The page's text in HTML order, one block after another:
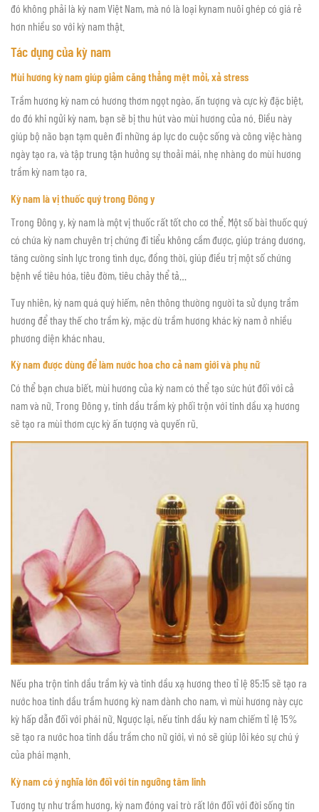
đó không phải là kỳ nam Việt Nam, mà nó là loại kynam nuôi ghép có giá rẻ
hơn nhiều so với kỳ nam thật.
Tác dụng của kỳ nam
Mùi hương kỳ nam giúp giảm căng thẳng mệt mỏi, xả stress
Trầm hương kỳ nam có hương thơm ngọt ngào, ấn tượng và cực kỳ đặc biệt,
do đó khi ngửi kỳ nam, bạn sẽ bị thu hút vào mùi hương của nó. Điều này
giúp bộ não bạn tạm quên đi những áp lực do cuộc sống và công việc hàng
ngày tạo ra, và tập trung tận hưởng sự thoải mái, nhẹ nhàng do mùi hương
trầm kỳ nam tạo ra.
Kỳ nam là vị thuốc quý trong Đông y
Trong Đông y, kỳ nam là một vị thuốc rất tốt cho cơ thể. Một số bài thuốc quý
có chứa kỳ nam chuyên trị chứng đi tiểu không cầm được, giúp tráng dương,
tăng cường sinh lực trong tình dục, đồng thời, giúp điều trị một số chứng
bệnh về tiêu hóa, tiêu đờm, tiêu chảy thể tả…
Tuy nhiên, kỳ nam quá quý hiếm, nên thông thường người ta sử dụng trầm
hương để thay thế cho trầm kỳ, mặc dù trầm hương khác kỳ nam ở nhiều
phương diện khác nhau.
Kỳ nam được dùng để làm nước hoa cho cả nam giới và phụ nữ
Có thể bạn chưa biết, mùi hương của kỳ nam có thể tạo sức hút đối với cả
nam và nữ. Trong Đông y, tinh dầu trầm kỳ phối trộn với tinh dầu xạ hương
sẽ tạo ra mùi thơm cực kỳ ấn tượng và quyến rũ.
Nếu pha trộn tinh dầu trầm kỳ và tinh dầu xạ hương theo tỉ lệ 85:15 sẽ tạo ra
nước hoa tinh dầu trầm hương kỳ nam dành cho nam, vì mùi hương này cực
kỳ hấp dẫn đối với phái nữ. Ngược lại, nếu tinh dầu kỳ nam chiếm tỉ lệ 15%
sẽ tạo ra nước hoa tinh dầu trầm cho nữ giới, vì nó sẽ giúp lôi kéo sự chú ý
của phái mạnh.
Kỳ nam có ý nghĩa lớn đối với tín ngưỡng tâm linh
Tương tự như trầm hương, kỳ nam đóng vai trò rất lớn đối với đời sống tín